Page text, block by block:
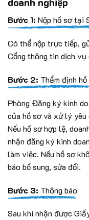
Bước 1: Nộp hồ sơ tại
Có thể nộp trực tiếp,
Cổng thông tin dịch vụ
Bước 2: Thẩm định
Phòng Đăng ký kinh
của hồ sơ và xử lý yêu
Nếu hồ sơ hợp lệ,
nhận đăng ký kinh
làm việc. Nếu hồ sơ
báo bổ sung, sửa đổi.
Bước 3: Thông báo
Sau khi nhận được